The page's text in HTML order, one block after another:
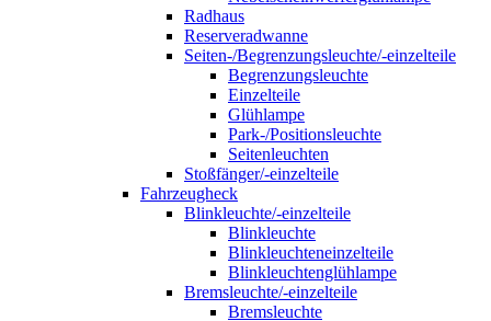
Radhaus
Reserveradwanne
Seiten-/Begrenzungsleuchte/-einzelteile
Begrenzungsleuchte
Einzelteile
Glühlampe
Park-/Positionsleuchte
Seitenleuchten
Stoßfänger/-einzelteile
Fahrzeugheck
Blinkleuchte/-einzelteile
Blinkleuchte
Blinkleuchteneinzelteile
Blinkleuchtenglühlampe
Bremsleuchte/-einzelteile
Bremsleuchte